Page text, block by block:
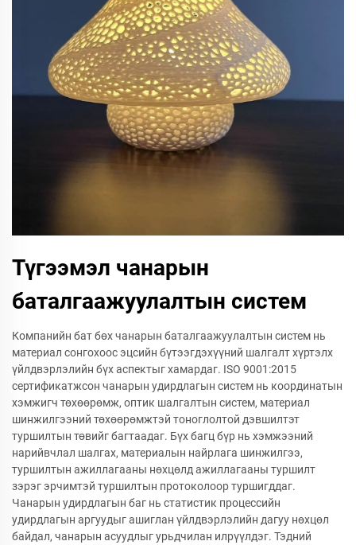
Түгээмэл чанарын
баталгаажуулалтын систем
Компанийн бат бөх чанарын баталгаажуулалтын систем нь
материал сонгохоос эцсийн бүтээгдэхүүний шалгалт хүртэлх
үйлдвэрлэлийн бүх аспектыг хамардаг. ISO 9001:2015
сертификатжсон чанарын удирдлагын систем нь координатын
хэмжигч төхөөрөмж, оптик шалгалтын систем, материал
шинжилгээний төхөөрөмжтэй тоноглолтой дэвшилтэт
туршилтын төвийг багтаадаг. Бүх багц бүр нь хэмжээний
нарийвчлал шалгах, материалын найрлага шинжилгээ,
туршилтын ажиллагааны нөхцөлд ажиллагааны туршилт
зэрэг эрчимтэй туршилтын протоколоор туршигддаг.
Чанарын удирдлагын баг нь статистик процессийн
удирдлагын аргуудыг ашиглан үйлдвэрлэлийн дагуу нөхцөл
байдал, чанарын асуудлыг урьдчилан илрүүлдэг. Тэдний